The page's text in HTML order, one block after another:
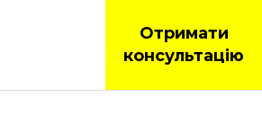
Отримати
консультацію